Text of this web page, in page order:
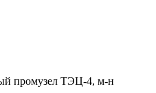
промузел ТЭЦ-4, м-н